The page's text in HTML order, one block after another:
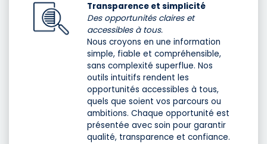
Transparence et simplicité
Des opportunités claires et
accessibles à tous.
Nous croyons en une information
simple, fiable et compréhensible,
sans complexité superflue. Nos
outils intuitifs rendent les
opportunités accessibles à tous,
quels que soient vos parcours ou
ambitions. Chaque opportunité est
présentée avec soin pour garantir
qualité, transparence et confiance.